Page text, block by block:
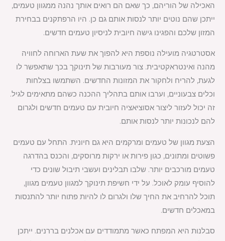
האכילה של הוריהם, כך שאם הם רואים אותך נהנה ממגוון טעמים,
ייתכן שהם נוטים יותר לנסות אותם גם כן. היו הרפתקנים בבחירת
המזון שלכם והפגינו גישה חיובית לניסיון טעמים חדשים.
אסטרטגיה מועילה נוספת היא להפוך את שעת הארוחה לחוויה
מהנה ואינטראקטיבית. צור מעורבות של תינוקך בכך שתאפשר לו
לגעת, להריח ולחקור את המזונות החדשים. השתמשו בצלחות
וכלים צבעוניים, וערבו אותם בתהליך ההכנה כשהם מתאימים לגיל.
זה יכול לעזור ליצור אסוציאציה חיובית עם טעמים חדשים ולגרום
להם לנכונות יותר לנסות אותם.
הצעת מגוון של טעמים ומרקמים היא גם חיונית. התחל עם טעמים
פשוטים ומתונים, כגון פירות או ירקות מרוסקים, והכנס בהדרגה
טעמים מורכבים יותר. שלבו תבלינים ועשבי תיבול שונים כדי
להוסיף עומק לאוכל. על ידי חשיפת תינוקך למגוון טעמים מגוון,
תוכל להרחיב את החיך שלו ולגרום לו להיות פתוח יותר להתנסות
במאכלים חדשים.
סבלנות היא המפתח כאשר מתמודדים עם אכלנים בררנים. ייתכן